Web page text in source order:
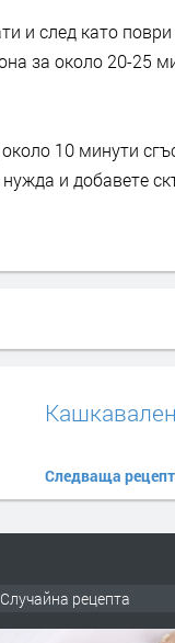
и след като
за около 20-25
10 минути
и добавете
Следваща
Случайна рецепта